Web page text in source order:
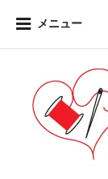
メニュー